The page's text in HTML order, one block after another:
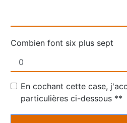
Combien font six plus sept
En cochant cette case,
particulières ci-dessous **